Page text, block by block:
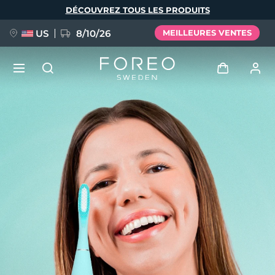
DÉCOUVREZ TOUS LES PRODUITS
US 8/10/26 MEILLEURES VENTES
Profil de l'utilisateur
Mes appareils
Mes commandes
Mes adresses
Mes abonnements
FAQ™ Pure Beauty-Tech Elixir
BREAKING NEWS
issa™ Teeth Whitening Set
Deutsch
Español
Français
Italiano
Português
Svenska
Русский
简体中文 繁體中文